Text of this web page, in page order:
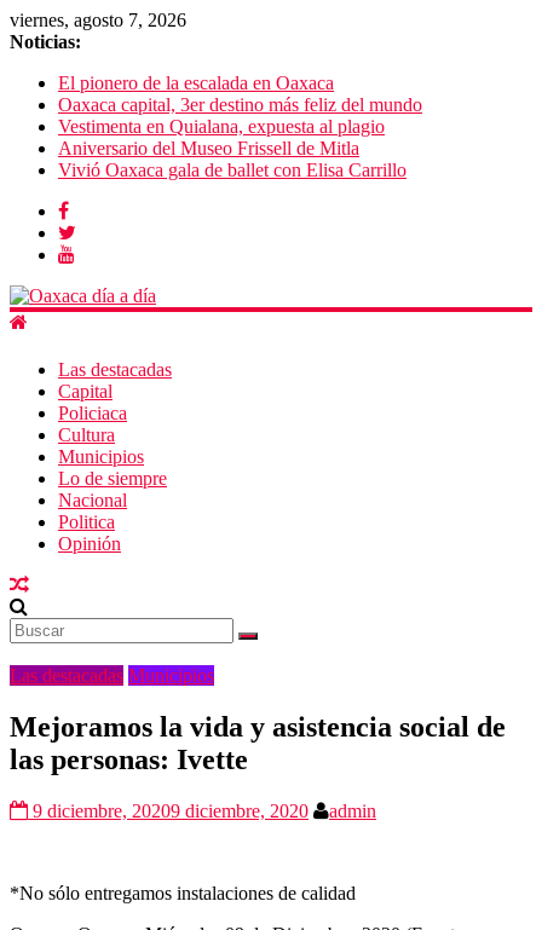
viernes, agosto 7, 2026
Noticias:
El pionero de la escalada en Oaxaca
Oaxaca capital, 3er destino más feliz del mundo
Vestimenta en Quialana, expuesta al plagio
Aniversario del Museo Frissell de Mitla
Vivió Oaxaca gala de ballet con Elisa Carrillo
Las destacadas
Capital
Policiaca
Cultura
Municipios
Lo de siempre
Nacional
Politica
Opinión
Las destacadas Municipios
Mejoramos la vida y asistencia social de
las personas: Ivette
9 diciembre, 20209 diciembre, 2020 admin
*No sólo entregamos instalaciones de calidad